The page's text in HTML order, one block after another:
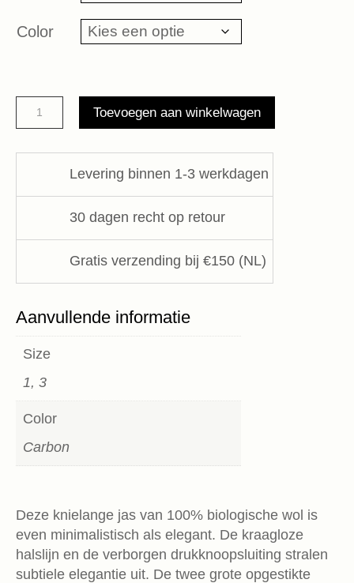
Color
Coat
Parry
Toevoegen aan winkelwagen
Levering binnen 1-3 werkdagen
30 dagen recht op retour
Gratis verzending bij €150 (NL)
Aanvullende informatie
Size
1, 3
Color
Carbon
Deze knielange jas van 100% biologische wol is
even minimalistisch als elegant. De kraagloze
halslijn en de verborgen drukknoopsluiting stralen
subtiele elegantie uit. De twee grote opgestikte